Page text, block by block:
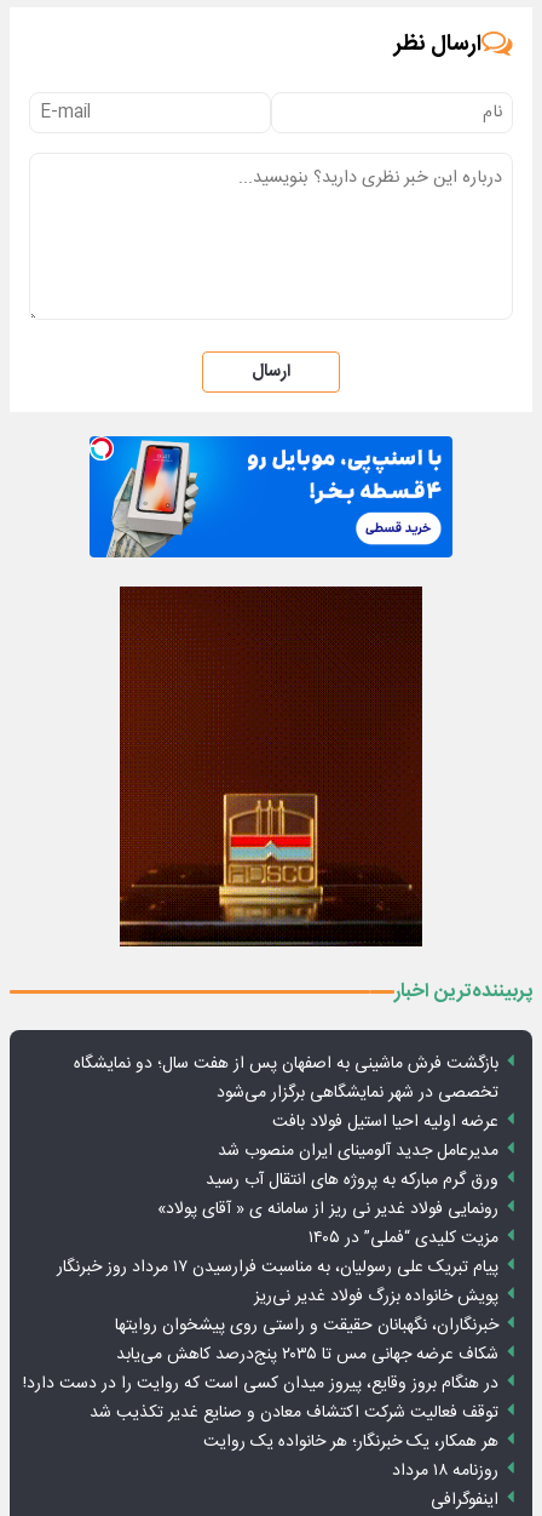
ارسال نظر
ارسال
پربیننده‌ترین اخبار
بازگشت فرش ماشینی به اصفهان پس از هفت سال؛ دو نمایشگاه
تخصصی در شهر نمایشگاهی برگزار می‌شود
عرضه اولیه احیا استیل فولاد بافت
مدیرعامل جدید آلومینای ایران منصوب شد
ورق گرم مبارکه به پروژه های انتقال آب رسید
رونمایی فولاد غدیر نی ریز از سامانه ی « آقای پولاد»
مزیت کلیدی “فملی” در ۱۴۰۵
پیام تبریک علی رسولیان، به مناسبت فرارسیدن ۱۷ مرداد روز خبرنگار
پویش خانواده بزرگ فولاد غدیر نی‌ریز
خبرنگاران، نگهبانان حقیقت و راستی روی پیشخوان روایت­ها
شکاف عرضه جهانی مس تا ۲۰۳۵ پنج‌درصد کاهش می‌یابد
در هنگام بروز وقایع، پیروز میدان کسی است که روایت را در دست دارد!
توقف فعالیت شرکت اکتشاف معادن و صنایع غدیر تکذیب شد
هر همکار، یک خبرنگار؛ هر خانواده یک روایت
روزنامه ۱۸ مرداد
اینفوگرافی